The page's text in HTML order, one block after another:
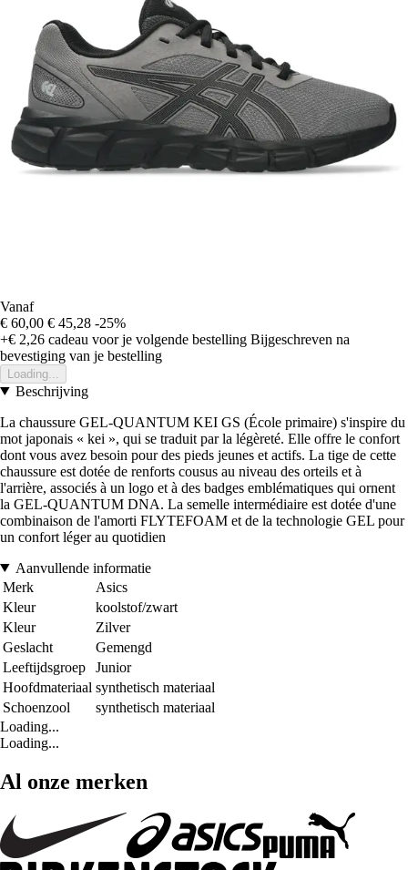
Vanaf
€ 60,00 € 45,28 -25%
+€ 2,26 cadeau voor je volgende bestelling Bijgeschreven na
bevestiging van je bestelling
Loading...
Beschrijving
La chaussure GEL-QUANTUM KEI GS (École primaire) s'inspire du
mot japonais « kei », qui se traduit par la légèreté. Elle offre le confort
dont vous avez besoin pour des pieds jeunes et actifs. La tige de cette
chaussure est dotée de renforts cousus au niveau des orteils et à
l'arrière, associés à un logo et à des badges emblématiques qui ornent
la GEL-QUANTUM DNA. La semelle intermédiaire est dotée d'une
combinaison de l'amorti FLYTEFOAM et de la technologie GEL pour
un confort léger au quotidien
Aanvullende informatie
Merk
Asics
Kleur
koolstof/zwart
Kleur
Zilver
Geslacht
Gemengd
Leeftijdsgroep
Junior
Hoofdmateriaal synthetisch materiaal
Schoenzool
synthetisch materiaal
Loading...
Loading...
Al onze merken